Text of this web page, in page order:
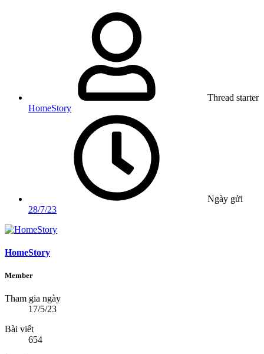
Thread starter
HomeStory
Ngày gửi
28/7/23
HomeStory
Member
Tham gia ngày
17/5/23
Bài viết
654